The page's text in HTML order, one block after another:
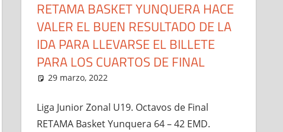
RETAMA BASKET YUNQUERA HACE
VALER EL BUEN RESULTADO DE LA
IDA PARA LLEVARSE EL BILLETE
PARA LOS CUARTOS DE FINAL
29 marzo, 2022
Liga Junior Zonal U19. Octavos de Final
RETAMA Basket Yunquera 64 – 42 EMD.